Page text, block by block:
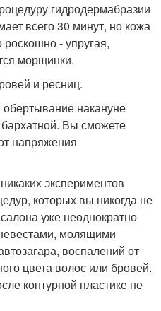
гидродермабразии
всего 30 минут, но кожа
- упругая,
морщинки.
и ресниц.
обертывание накануне
Вы сможете
напряжения
экспериментов
которых вы никогда не
уже неоднократно
молящими
воспалений от
цвета волос или бровей.
контурной пластике не